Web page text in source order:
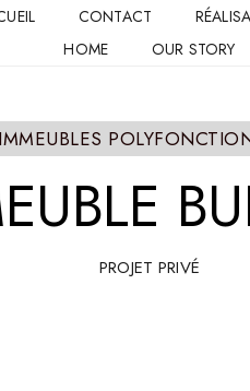
CONTACT
HOME
OUR STORY
IMMEUBLES
PROJET PRIVÉ